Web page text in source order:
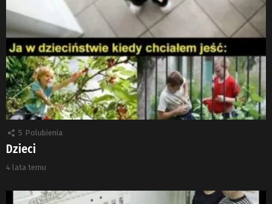
5 Polubienia
Dzieci
4 lata temu